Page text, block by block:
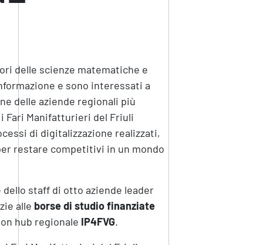
delle scienze matematiche e
e sono interessati a
delle aziende regionali più
Fari Manifatturieri del Friuli
di digitalizzazione realizzati,
restare competitivi in un mondo
staff di otto aziende leader
alle borse di studio finanziate
hub regionale IP4FVG.